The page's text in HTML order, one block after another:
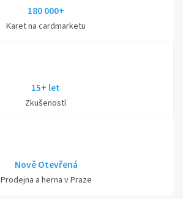
180 000+
Karet na cardmarketu
15+ let
Zkušeností
Nově Otevřená
Prodejna a herna v Praze